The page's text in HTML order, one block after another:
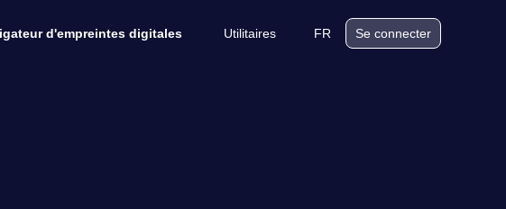
d'empreintes digitales Utilitaires FR Se connecter